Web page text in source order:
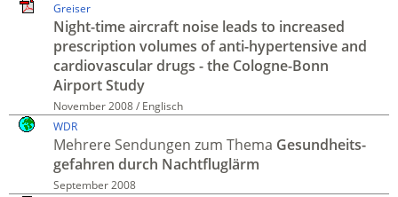
Greiser
Night-time aircraft noise leads to increased
prescription volumes of anti-hypertensive and
cardio­vascular drugs - the Cologne-Bonn
Airport Study
November 2008 / Englisch
WDR
Mehrere Sendungen zum Thema Gesund­heits­
gefahren durch Nacht­fluglärm
September 2008